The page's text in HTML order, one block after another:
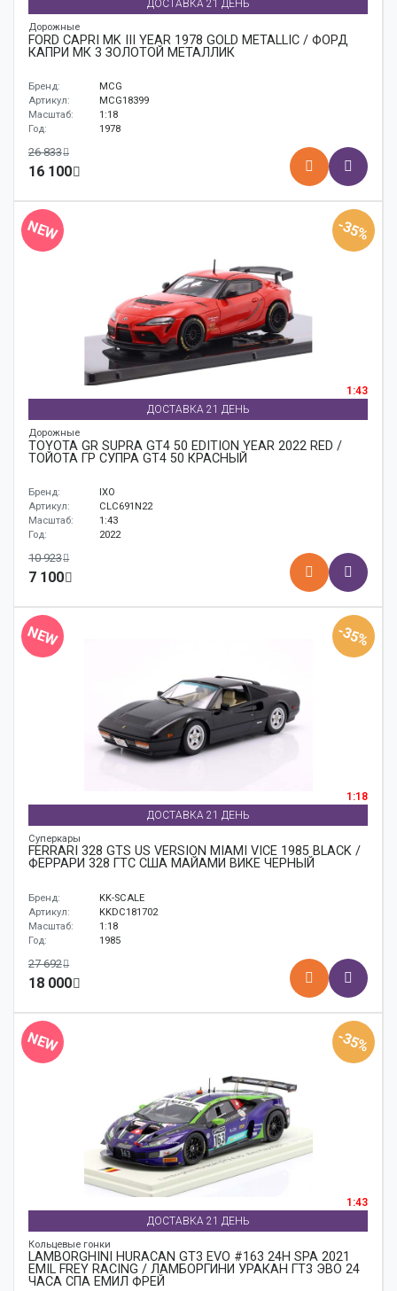
ДОСТАВКА 21 ДЕНЬ
Дорожные
FORD CAPRI MK III YEAR 1978 GOLD METALLIC / ФОРД
КАПРИ МК 3 ЗОЛОТОЙ МЕТАЛЛИК
Бренд:
MCG
Артикул:
MCG18399
Масштаб:
1:18
Год:
1978
26 833
16 100
NEW -35%
1:43
ДОСТАВКА 21 ДЕНЬ
Дорожные
TOYOTA GR SUPRA GT4 50 EDITION YEAR 2022 RED /
ТОЙОТА ГР СУПРА GT4 50 КРАСНЫЙ
Бренд:
IXO
Артикул:
CLC691N22
Масштаб:
1:43
Год:
2022
10 923
7 100
NEW -35%
1:18
ДОСТАВКА 21 ДЕНЬ
Суперкары
FERRARI 328 GTS US VERSION MIAMI VICE 1985 BLACK /
ФЕРРАРИ 328 ГТС США МАЙАМИ ВИКЕ ЧЕРНЫЙ
Бренд:
KK-SCALE
Артикул:
KKDC181702
Масштаб:
1:18
Год:
1985
27 692
18 000
NEW -35%
1:43
ДОСТАВКА 21 ДЕНЬ
Кольцевые гонки
LAMBORGHINI HURACÁN GT3 EVO #163 24H SPA 2021
EMIL FREY RACING / ЛАМБОРГИНИ УРАКАН ГТ3 ЭВО 24
ЧАСА СПА ЕМИЛ ФРЕЙ